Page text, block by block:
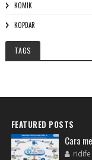
KOMIK
KOPDAR
TAGS
FEATURED POSTS
Cara
ridife